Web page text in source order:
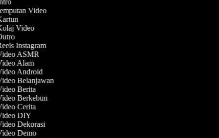
Video
Video
Instagram
ASMR
Alam
Android
Belanjawan
Berita
Berkebun
Cerita
DIY
Dekorasi
Demo